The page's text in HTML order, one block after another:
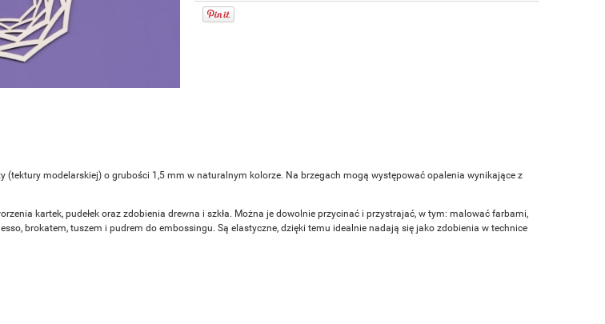
(tektury modelarskiej) o grubości 1,5 mm w naturalnym kolorze. Na brzegach mogą występować opalenia wynikające z
kartek, pudełek oraz zdobienia drewna i szkła. Można je dowolnie przycinać i przystrajać, w tym: malować farbami,
brokatem, tuszem i pudrem do embossingu. Są elastyczne, dzięki temu idealnie nadają się jako zdobienia w technice